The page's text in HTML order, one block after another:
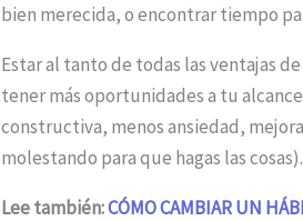
bien merecida, o encontrar tiempo
Estar al tanto de todas las ventajas
tener más oportunidades a tu
constructiva, menos ansiedad,
molestando para que hagas las cosas).
Lee también:CÓMO CAMBIAR UN